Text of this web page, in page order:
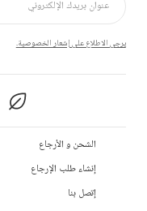
يرجى الاطلاع على إشعار الخصوصية.
الشحن و الأرجاع
إنشاء طلب الإرجاع
إتصل بنا